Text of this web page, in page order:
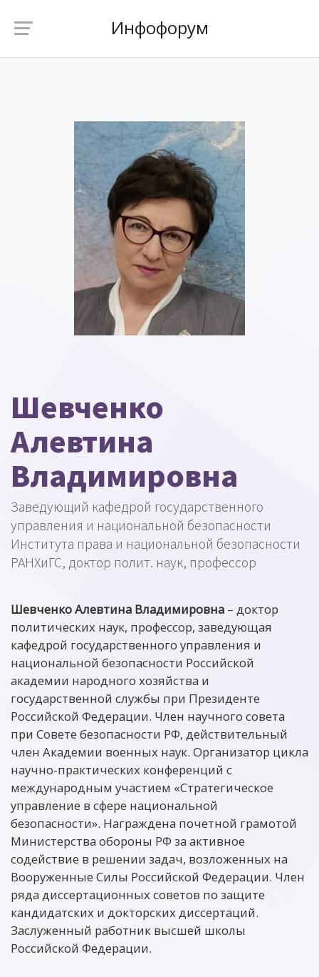
Инфофорум
Шевченко
Алевтина
Владимировна
Заведующий кафедрой государственного
управления и национальной безопасности
Института права и национальной безопасности
РАНХиГС, доктор полит. наук, профессор
Шевченко Алевтина Владимировна – доктор
политических наук, профессор, заведующая
кафедрой государственного управления и
национальной безопасности Российской
академии народного хозяйства и
государственной службы при Президенте
Российской Федерации. Член научного совета
при Совете безопасности РФ, действительный
член Академии военных наук. Организатор цикла
научно-практических конференций с
международным участием «Стратегическое
управление в сфере национальной
безопасности». Награждена почетной грамотой
Министерства обороны РФ за активное
содействие в решении задач, возложенных на
Вооруженные Силы Российской Федерации. Член
ряда диссертационных советов по защите
кандидатских и докторских диссертаций.
Заслуженный работник высшей школы
Российской Федерации.